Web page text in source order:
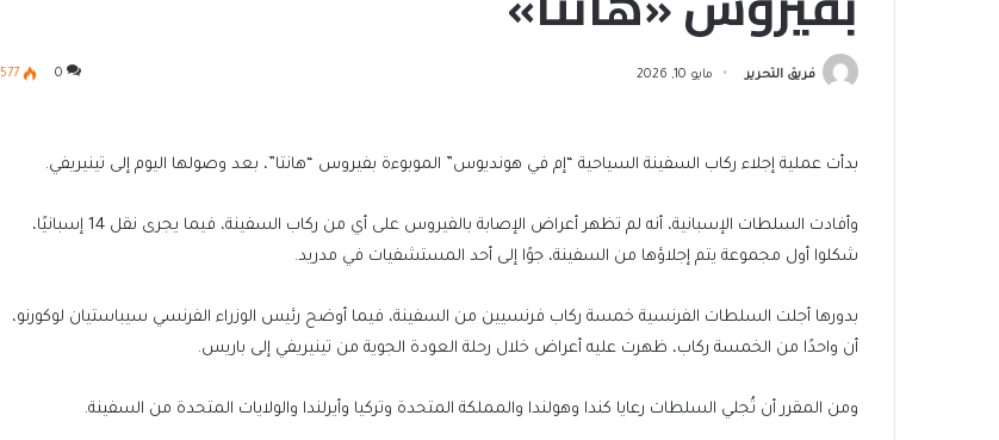
فريق التحرير مايو 10, 2026 0
577
بدأت عملية إجلاء ركاب السفينة السياحية “إم في هونديوس” الموبوءة بفيروس “هانتا”، بعد وصولها اليوم إلى تينيريفي.
وأفادت السلطات الإسبانية، أنه لم تظهر أعراض الإصابة بالفيروس على أي من ركاب السفينة، فيما يجرى نقل 14 إسبانيًا،
شكلوا أول مجموعة يتم إجلاؤها من السفينة، جوًا إلى أحد المستشفيات في مدريد.
بدورها أجلت السلطات الفرنسية خمسة ركاب فرنسيين من السفينة، فيما أوضح رئيس الوزراء الفرنسي سيباستيان لوكورنو،
أن واحدًا من الخمسة ركاب، ظهرت عليه أعراض خلال رحلة العودة الجوية من تينيريفي إلى باريس.
ومن المقرر أن تُجلي السلطات رعايا كندا وهولندا والمملكة المتحدة وتركيا وأيرلندا والولايات المتحدة من السفينة.